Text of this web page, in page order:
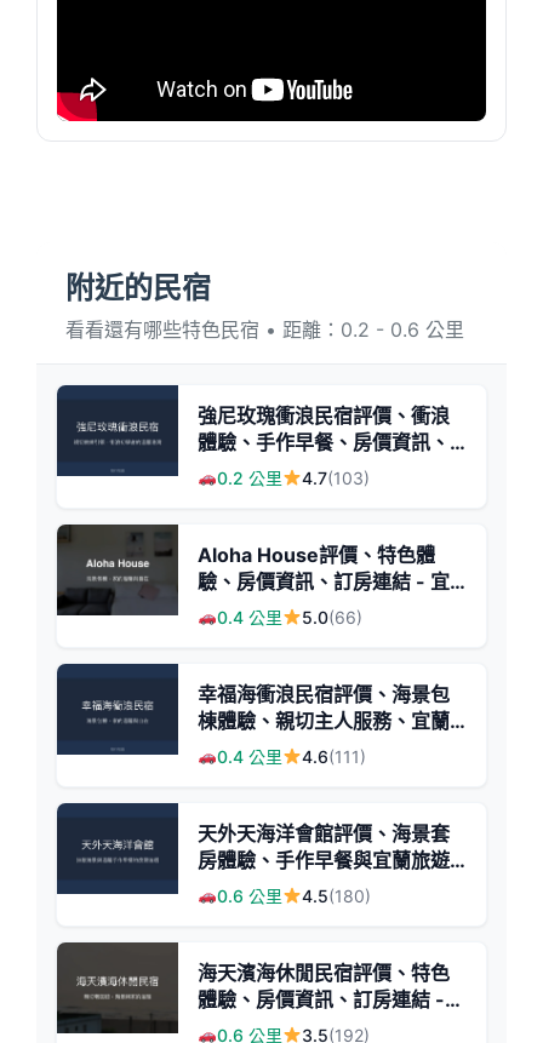
附近的民宿
看看還有哪些特色民宿 • 距離：0.2 - 0.6 公里
強尼玫瑰衝浪民宿評價、衝浪
體驗、手作早餐、房價資訊、
訂房連結 - 衝浪教學與親切服
0.2 公里 4.7(103)
Aloha House評價、特色體
驗、房價資訊、訂房連結 - 宜
蘭海景親子包棟民宿
0.4 公里 5.0(66)
幸福海衝浪民宿評價、海景包
棟體驗、親切主人服務、宜蘭
頭城住宿推薦
0.4 公里 4.6(111)
天外天海洋會館評價、海景套
房體驗、手作早餐與宜蘭旅遊
推薦 - 海景民宿
0.6 公里 4.5(180)
海天濱海休閒民宿評價、特色
體驗、房價資訊、訂房連結 -
濱海舒適住宿
0.6 公里 3.5(192)